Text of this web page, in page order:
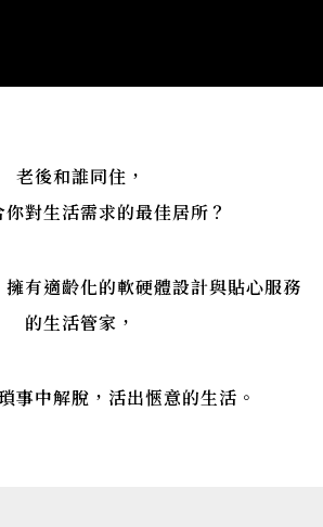
老後和誰同住，
對生活需求的最佳居所？
擁有適齡化的軟硬體設計與貼心服務
的生活管家，
事中解脫，活出愜意的生活。